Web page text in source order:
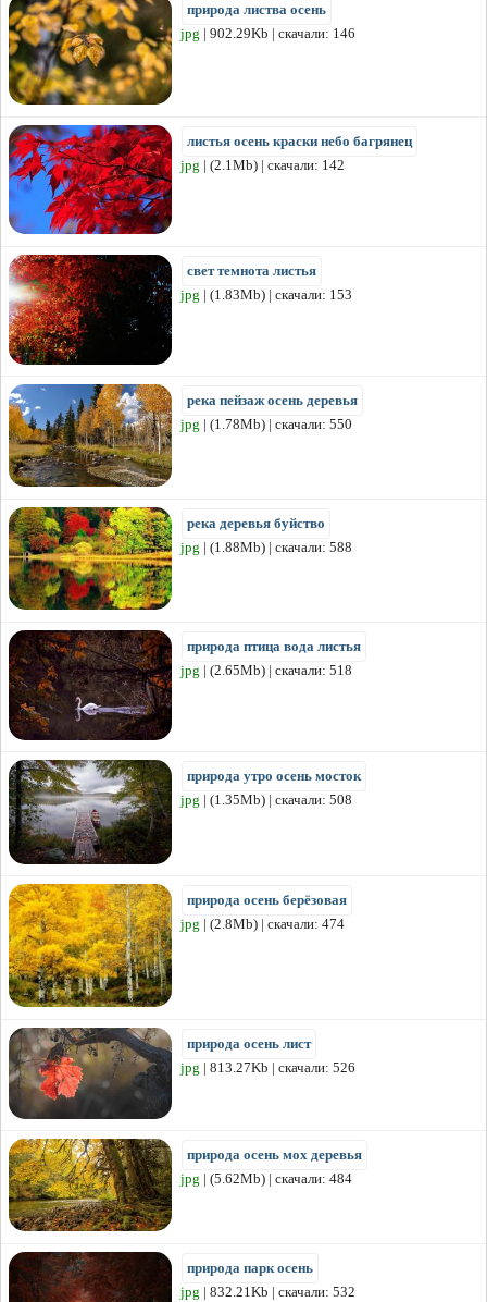
природа листва осень
jpg | 902.29Kb | скачали: 146
листья осень краски небо багрянец
jpg | (2.1Mb) | скачали: 142
свет темнота листья
jpg | (1.83Mb) | скачали: 153
река пейзаж осень деревья
jpg | (1.78Mb) | скачали: 550
река деревья буйство
jpg | (1.88Mb) | скачали: 588
природа птица вода листья
jpg | (2.65Mb) | скачали: 518
природа утро осень мосток
jpg | (1.35Mb) | скачали: 508
природа осень берёзовая
jpg | (2.8Mb) | скачали: 474
природа осень лист
jpg | 813.27Kb | скачали: 526
природа осень мох деревья
jpg | (5.62Mb) | скачали: 484
природа парк осень
jpg | 832.21Kb | скачали: 532